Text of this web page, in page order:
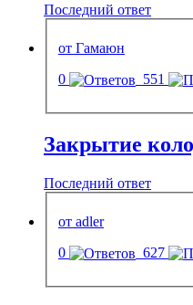
Последний ответ
от Гамаюн
0
551
Закрытие
Последний ответ
от adler
0
627